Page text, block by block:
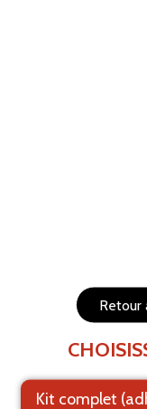
Retour
Kit complet